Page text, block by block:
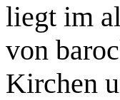
liegt im
von
Kirchen